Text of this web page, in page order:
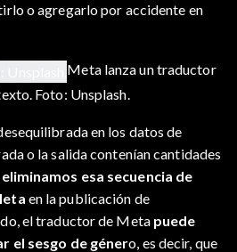
o agregarlo por accidente en
Meta lanza un traductor
Foto: Unsplash.
en los datos de
o la salida contenían cantidades
eliminamos esa secuencia de
en la publicación de
el traductor de Metapuede
el sesgo de género, es decir, que